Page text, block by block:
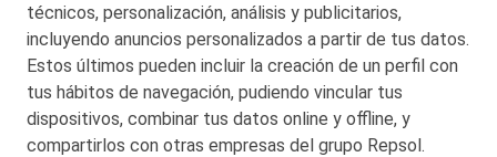
CONTACTO
técnicos, personalización, análisis y publicitarios,
incluyendo anuncios personalizados a partir de tus datos.
Estos últimos pueden incluir la creación de un perfil con
tus hábitos de navegación, pudiendo vincular tus
dispositivos, combinar tus datos online y offline, y
compartirlos con otras empresas del grupo Repsol.